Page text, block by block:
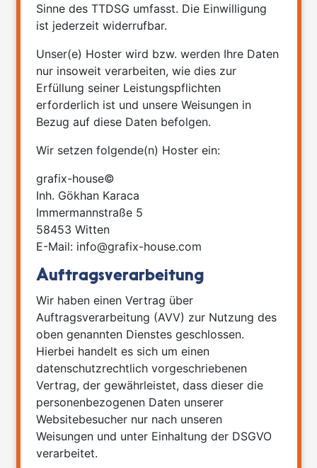
Sinne des TTDSG umfasst. Die Einwilligung
ist jederzeit widerrufbar.
Unser(e) Hoster wird bzw. werden Ihre Daten
nur insoweit verarbeiten, wie dies zur
Erfüllung seiner Leistungspflichten
erforderlich ist und unsere Weisungen in
Bezug auf diese Daten befolgen.
Wir setzen folgende(n) Hoster ein:
grafix-house©
Inh. Gökhan Karaca
Immermannstraße 5
58453 Witten
E-Mail: info@grafix-house.com
Auftragsverarbeitung
Wir haben einen Vertrag über
Auftragsverarbeitung (AVV) zur Nutzung des
oben genannten Dienstes geschlossen.
Hierbei handelt es sich um einen
datenschutzrechtlich vorgeschriebenen
Vertrag, der gewährleistet, dass dieser die
personenbezogenen Daten unserer
Websitebesucher nur nach unseren
Weisungen und unter Einhaltung der DSGVO
verarbeitet.